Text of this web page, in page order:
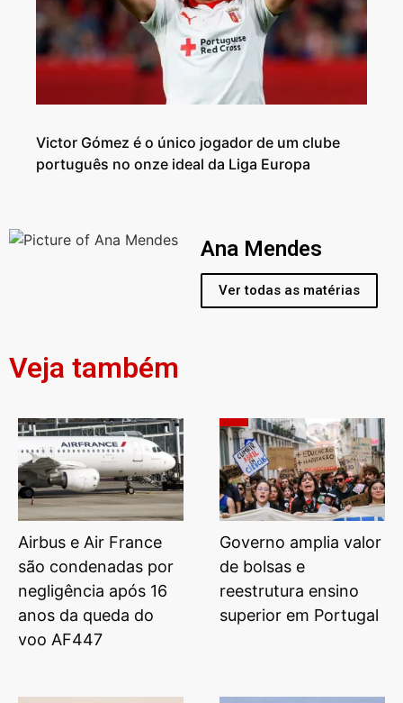
Victor Gómez é o único jogador de um clube
português no onze ideal da Liga Europa
Ana Mendes
Ver todas as matérias
Veja também
Airbus e Air France
são condenadas por
negligência após 16
anos da queda do
voo AF447
Governo amplia valor
de bolsas e
reestrutura ensino
superior em Portugal